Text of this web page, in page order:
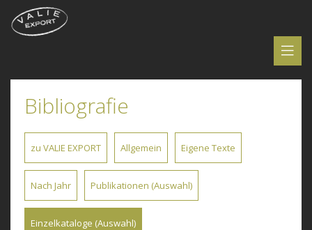
Bibliografie
zu VALIE EXPORT Allgemein Eigene Texte
Nach Jahr Publikationen (Auswahl)
Einzelkataloge (Auswahl)